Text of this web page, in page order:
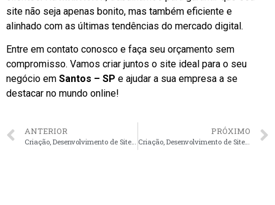
site não seja apenas bonito, mas também eficiente e
alinhado com as últimas tendências do mercado digital.
Entre em contato conosco e faça seu orçamento sem
compromisso. Vamos criar juntos o site ideal para o seu
negócio em Santos – SP e ajudar a sua empresa a se
destacar no mundo online!
ANTERIOR PRÓXIMO
Criação, Desenvolvimento de Site Institucional em Niterói – RJ